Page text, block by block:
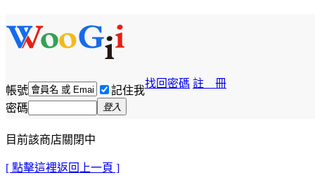
帳號 記住我
找回密碼 註 冊
密碼 登入
目前該商店關閉中
[ 點擊這裡返回上一頁 ]